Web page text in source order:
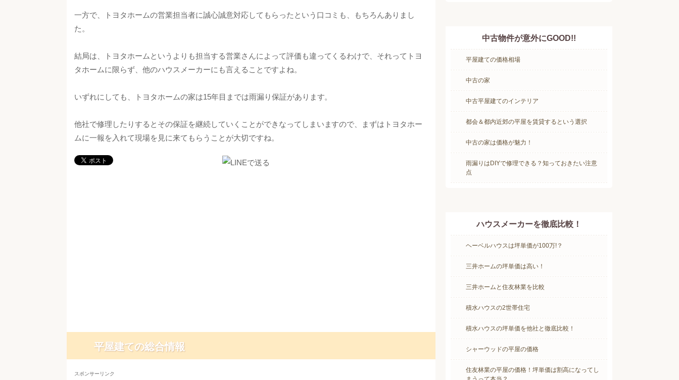
一方で、トヨタホームの営業担当者に誠心誠意対応してもらったという口コミも、もちろんありまし
た。
結局は、トヨタホームというよりも担当する営業さんによって評価も違ってくるわけで、それってトヨ
タホームに限らず、他のハウスメーカーにも言えることですよね。
いずれにしても、トヨタホームの家は15年目までは雨漏り保証があります。
他社で修理したりするとその保証を継続していくことができなってしまいますので、まずはトヨタホー
ムに一報を入れて現場を見に来てもらうことが大切ですね。
平屋建ての総合情報
スポンサーリンク
中古物件が意外にGOOD!!
平屋建ての価格相場
中古の家
中古平屋建てのインテリア
都会＆都内近郊の平屋を賃貸するという選択
中古の家は価格が魅力！
雨漏りはDIYで修理できる？知っておきたい注意
点
ハウスメーカーを徹底比較！
ヘーベルハウスは坪単価が100万!？
三井ホームの坪単価は高い！
三井ホームと住友林業を比較
積水ハウスの2世帯住宅
積水ハウスの坪単価を他社と徹底比較！
シャーウッドの平屋の価格
住友林業の平屋の価格！坪単価は割高になってし